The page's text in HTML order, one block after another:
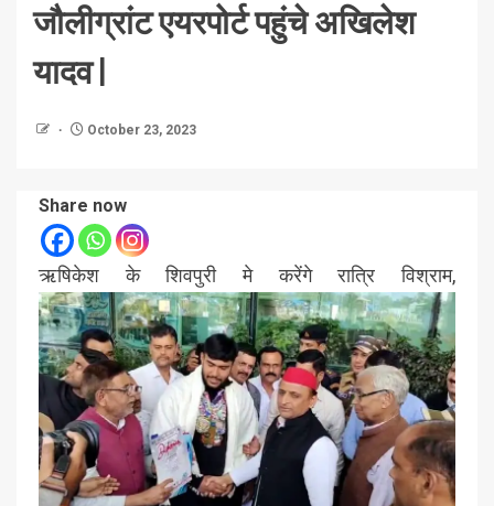
जौलीग्रांट एयरपोर्ट पहुंचे अखिलेश
यादव |
October 23, 2023
Share now
ऋषिकेश के शिवपुरी मे करेंगे रात्रि विश्राम,